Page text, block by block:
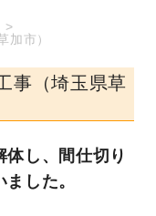
>
加市）
事（埼玉県草
し、間仕切り
した。